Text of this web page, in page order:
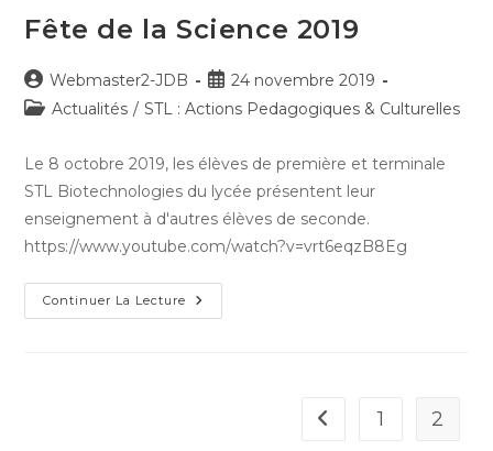
Fête de la Science 2019
Auteur/autrice
de
Webmaster2-JDB
Publication
publiée :
24 novembre 2019
PostActualités / STL : Actions Pedagogiques & Culturelles
Le 8 octobre 2019, les élèves de première et terminale
STL Biotechnologies du lycée présentent leur
enseignement à d'autres élèves de seconde.
https://www.youtube.com/watch?v=vrt6eqzB8Eg
Continuer La Lecture Fête
De
Go to the previous
1 2